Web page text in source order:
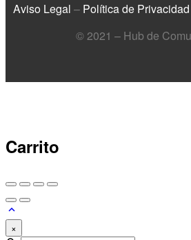
Aviso Legal – Política de Privacidad
© 2021 – Hub de
Carrito
×